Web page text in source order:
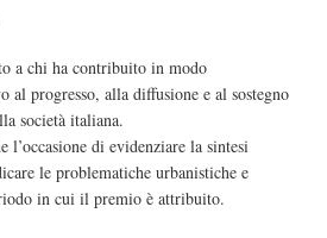
a chi ha contribuito in modo
al progresso, alla diffusione e al sostegno
società italiana.
l’occasione di evidenziare la sintesi
le problematiche urbanistiche e
in cui il premio è attribuito.